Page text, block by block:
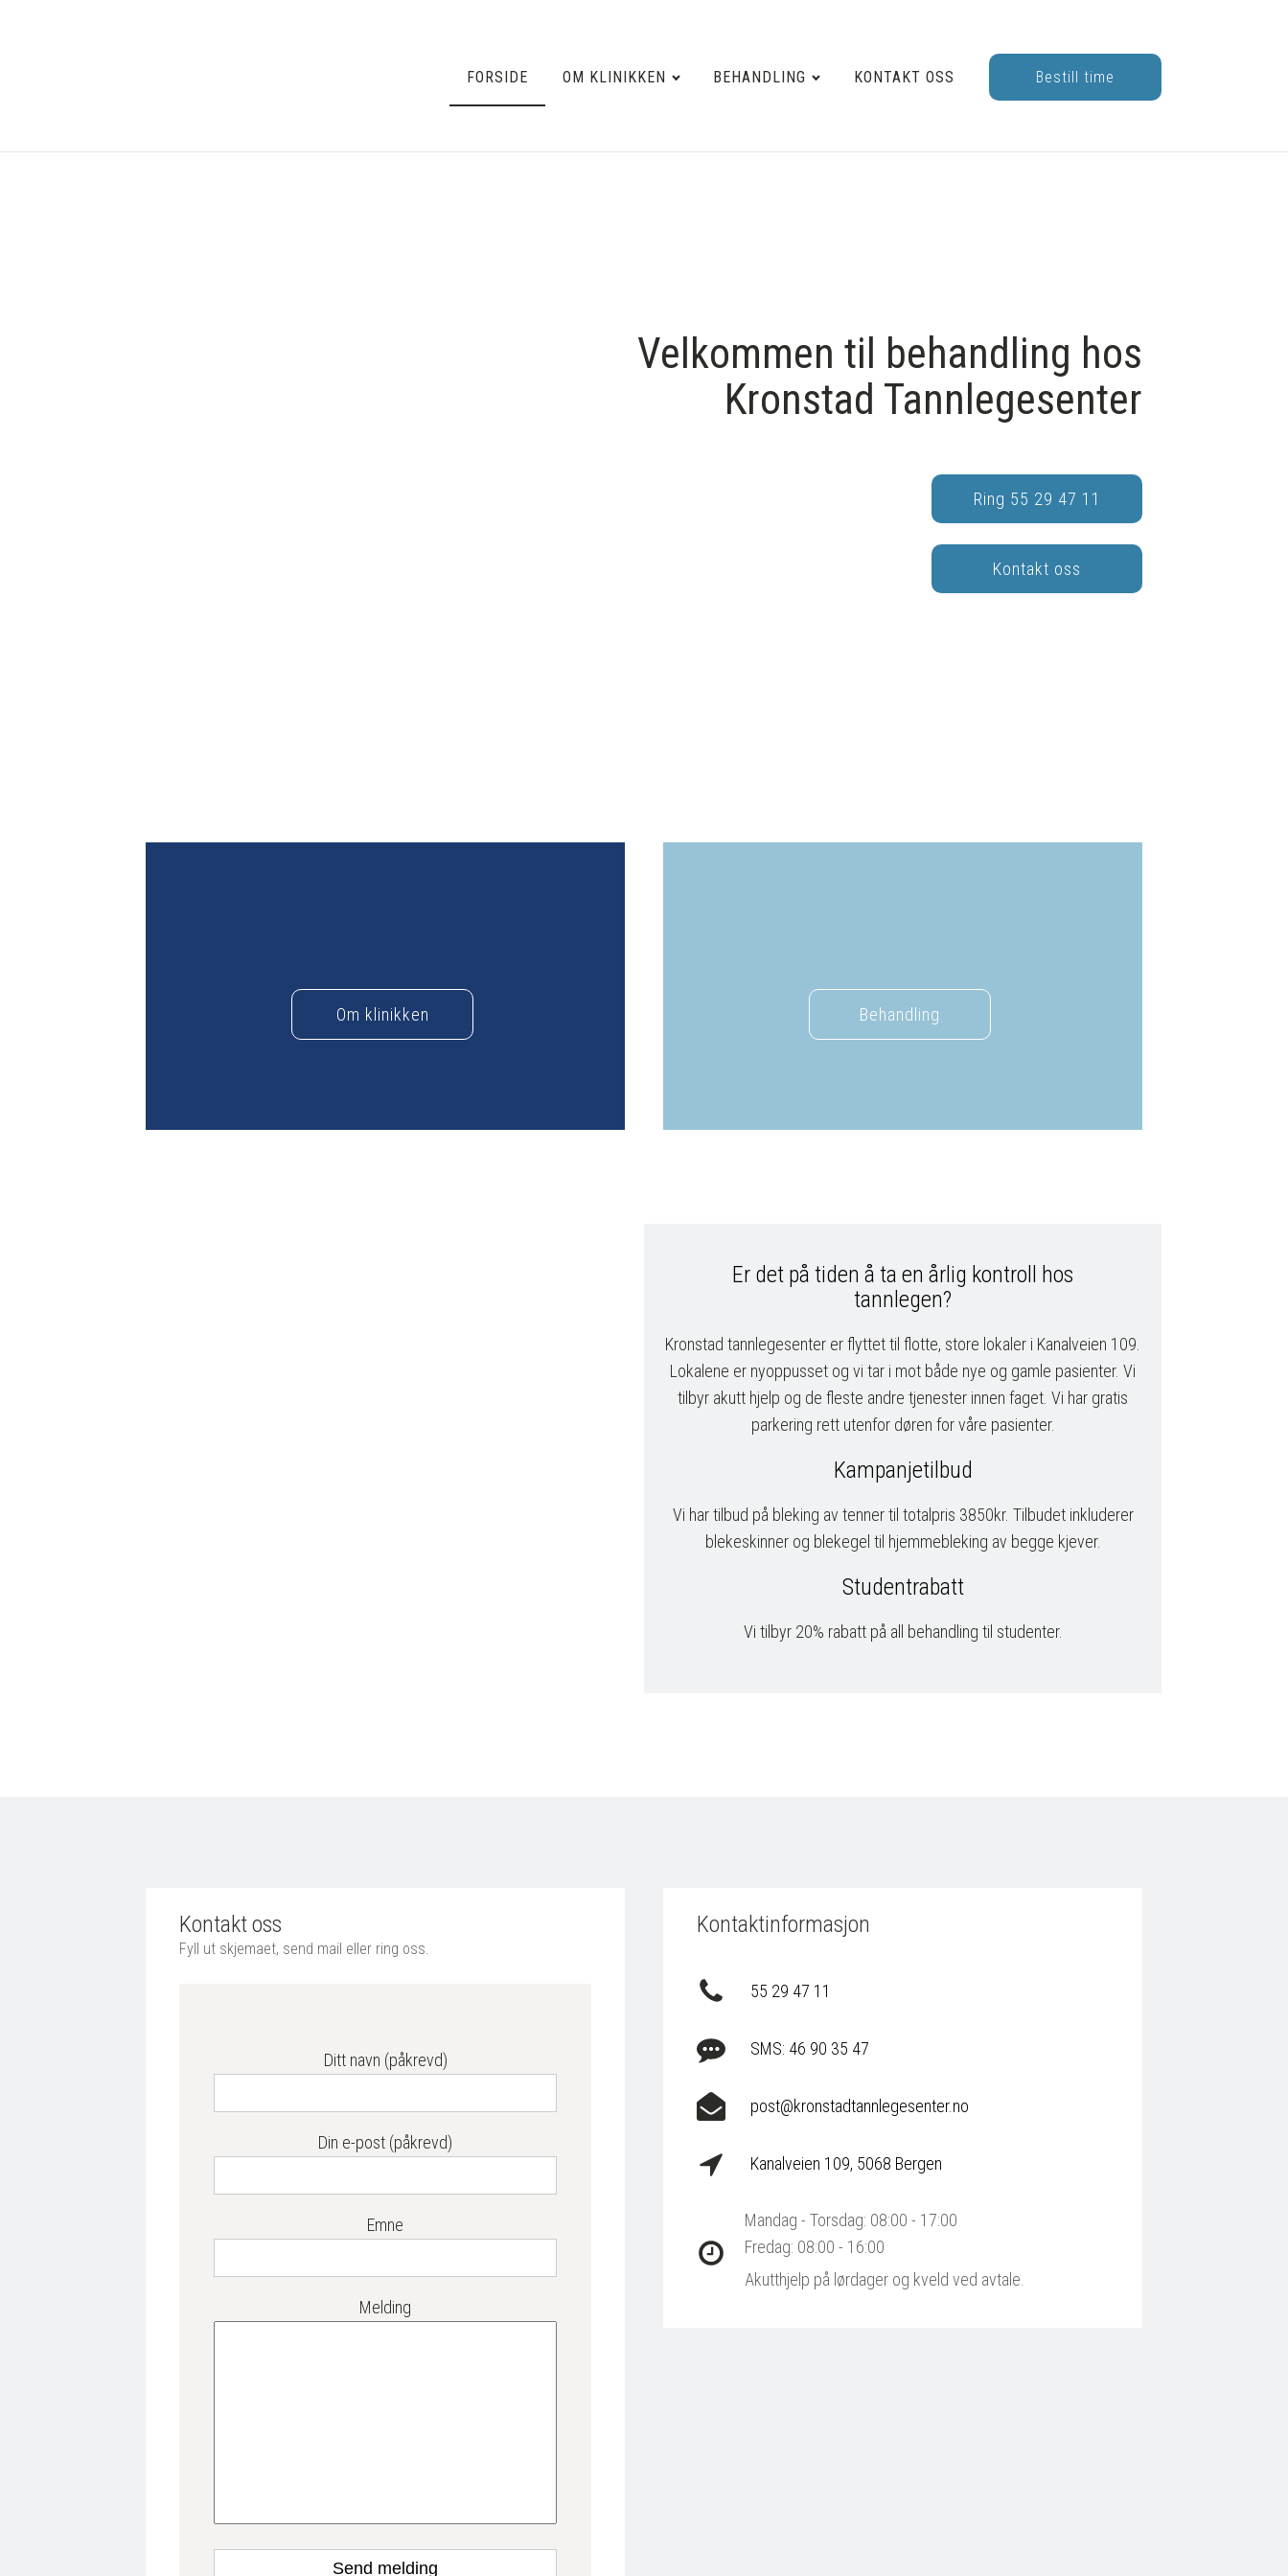
FORSIDE OM KLINIKKEN BEHANDLING KONTAKT OSS Bestill time
Velkommen til behandling hos
Kronstad Tannlegesenter
Ring 55 29 47 11
Kontakt oss
Om klinikken Behandling
Er det på tiden å ta en årlig kontroll hos
tannlegen?
Kronstad tannlegesenter er flyttet til flotte, store lokaler i Kanalveien 109.
Lokalene er nyoppusset og vi tar i mot både nye og gamle pasienter. Vi
tilbyr akutt hjelp og de fleste andre tjenester innen faget. Vi har gratis
parkering rett utenfor døren for våre pasienter.
Kampanjetilbud
Vi har tilbud på bleking av tenner til totalpris 3850kr. Tilbudet inkluderer
blekeskinner og blekegel til hjemmebleking av begge kjever.
Studentrabatt
Vi tilbyr 20% rabatt på all behandling til studenter.
Kontakt oss
Fyll ut skjemaet, send mail eller ring oss.
Ditt navn (påkrevd)
Din e-post (påkrevd)
Emne
Melding
Kontaktinformasjon
55 29 47 11
SMS: 46 90 35 47
post@kronstadtannlegesenter.no
Kanalveien 109, 5068 Bergen
Mandag - Torsdag: 08:00 - 17:00
Fredag: 08:00 - 16:00
Akutthjelp på lørdager og kveld ved avtale.